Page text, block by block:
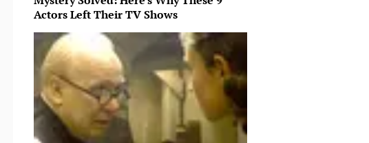
Actors Left Their TV Shows